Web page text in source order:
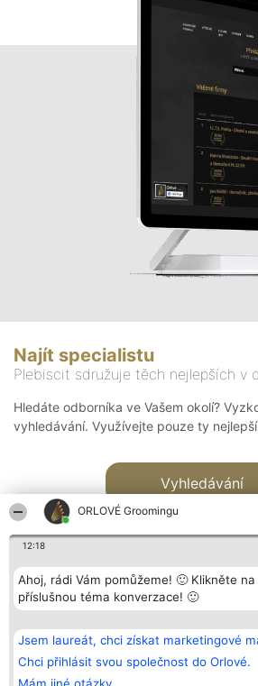
ORLOVÉ Groomingu
12:18
Ahoj, rádi Vám pomůžeme! 🙂 Klikněte na
příslušnou téma konverzace! 🙂
Jsem laureát, chci získat marketingové
Chci přihlásit svou společnost do Orlové.
Najít specialistu
Plebiscit sdružuje těch nejlepších v
Hledáte odborníka ve Vašem okolí?
vyhledávání. Využívejte pouze ty
Vyhledávání
Bright Side Solutions sp. z o.
o. sp. k.
ul. Ruska 22
Wrocław 50-079
KRS 0000749100 | Regon
Vítězové
Seznam všech
laureátů
Zásady